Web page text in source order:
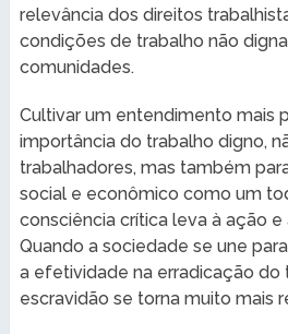
relevância dos direitos
condições de trabalho não
comunidades.
Cultivar um entendimento mais
importância do trabalho digno,
trabalhadores, mas também
social e econômico como um
consciência crítica leva à ação
Quando a sociedade se une
a efetividade na erradicação do
escravidão se torna muito mais